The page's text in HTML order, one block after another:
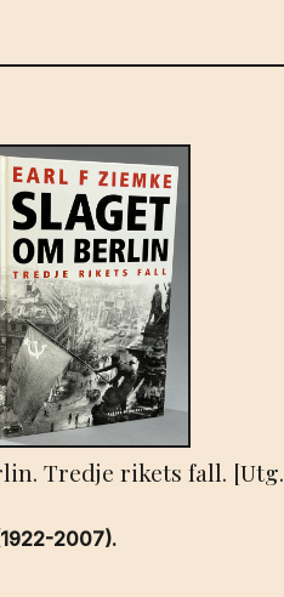
Tredje rikets fall. [Utg.
2007).